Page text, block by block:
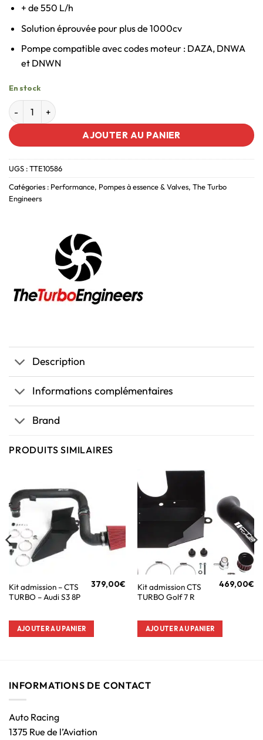
+ de 550 L/h
Solution éprouvée pour plus de 1000cv
Pompe compatible avec codes moteur : DAZA, DNWA
et DNWN
En stock
AJOUTER AU PANIER
UGS :TTE10586
Catégories : Performance, Pompes à essence & Valves, The Turbo
Engineers
Description
Informations complémentaires
Brand
PRODUITS SIMILAIRES
Kit admission – CTS
TURBO – Audi S3 8P
379,00€
AJOUTER AU PANIER
Kit admission CTS
TURBO Golf 7 R
469,00€
AJOUTER AU PANIER
INFORMATIONS DE CONTACT
Auto Racing
1375 Rue de l’Aviation